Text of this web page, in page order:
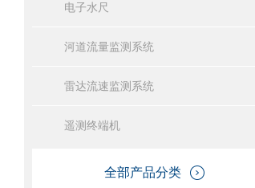
电子水尺
河道流量监测系统
雷达流速监测系统
遥测终端机
全部产品分类